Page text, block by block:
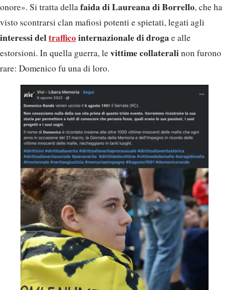
onore». Si tratta dellafaida di Laureana di Borrello, che ha
visto scontrarsi clan mafiosi potenti e spietati, legati agli
interessi deltrafficointernazionale di droga e alle
estorsioni. In quella guerra, levittime collateralinon furono
rare: Domenico fu una di loro.